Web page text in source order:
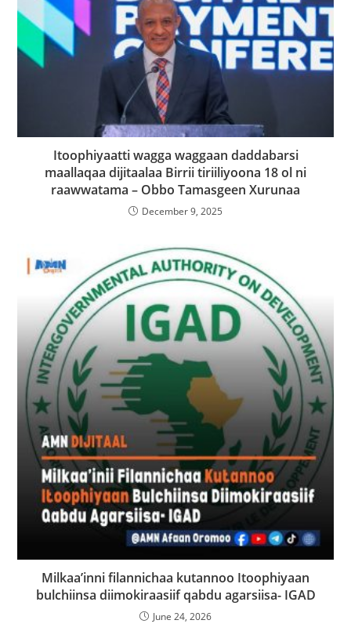
Itoophiyaatti wagga waggaan daddabarsi
maallaqaa dijitaalaa Birrii tiriiliyoona 18 ol ni
raawwatama – Obbo Tamasgeen Xurunaa
December 9, 2025
Milkaa’inni filannichaa kutannoo Itoophiyaan
bulchiinsa diimokiraasiif qabdu agarsiisa- IGAD
June 24, 2026